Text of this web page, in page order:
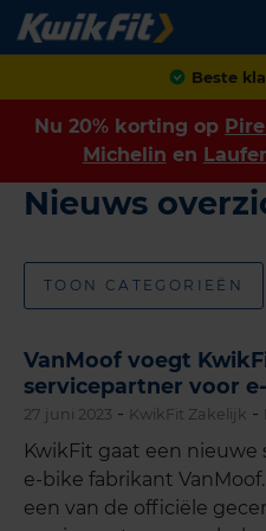
Beste
Nu 20% korting op
Michelin en
Nieuws
TOON CATEGORIEËN
VanMoof voegt
servicepartner voor
27 juni 2023 - KwikFit Zakelijk -
KwikFit gaat een
e-bike fabrikant
een van de officiële